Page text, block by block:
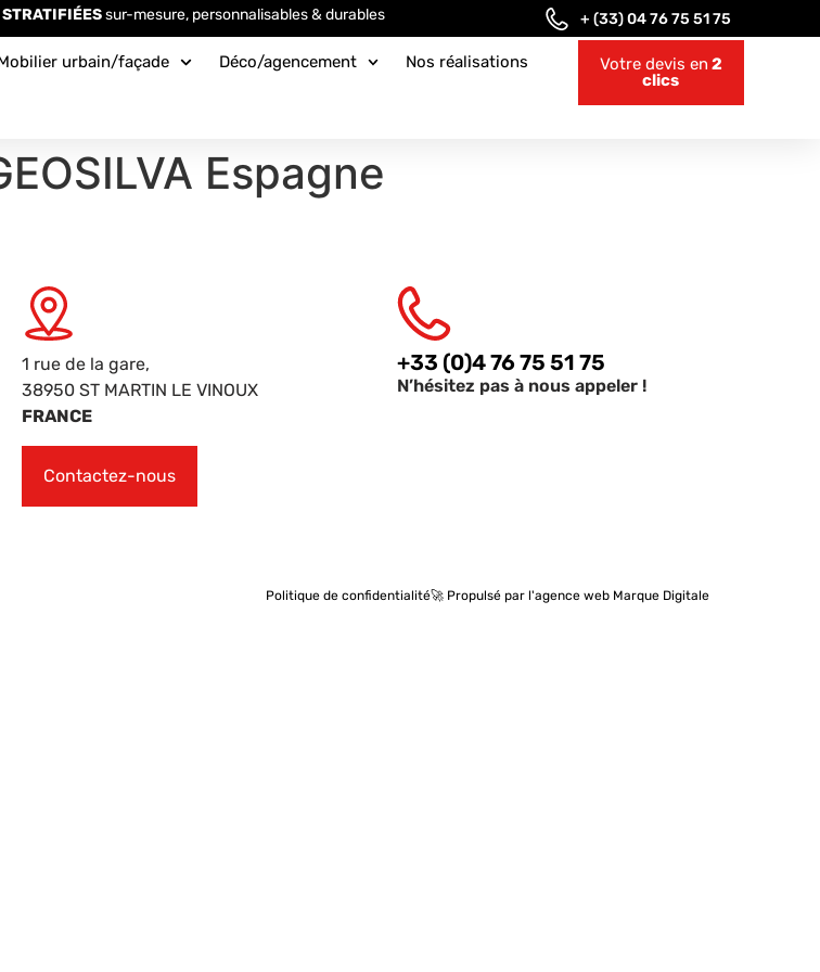
sur-mesure, personnalisables & durables + (33) 04 76 75 51 75
urbain/façade Déco/agencement Nos réalisations Votre devis en 2
clics
Espagne
1 rue de la gare,
38950 ST MARTIN LE VINOUX
FRANCE
Contactez-nous
+33 (0)4 76 75 51 75
N’hésitez pas à nous appeler !
Politique de confidentialité🚀 Propulsé par l'agence web Marque Digitale